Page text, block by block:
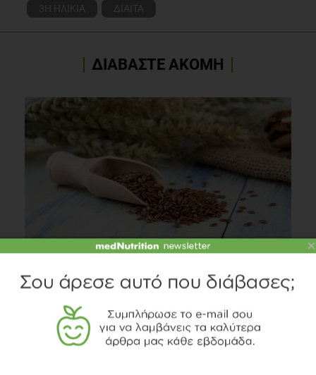
Aging, volume16, Number 1(2012):89-98
3Η ΗΛΙΚΙΑ ΔΙΑΙΤΑ
ΔΙΑΒΑΣΤΕ ΑΚΟΜΗ
Διατροφή
2 λεπτά να διαβαστεί
×